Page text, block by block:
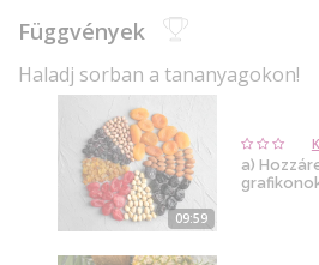
Függvények
Haladj sorban a tananyagokon!
09:59
a)